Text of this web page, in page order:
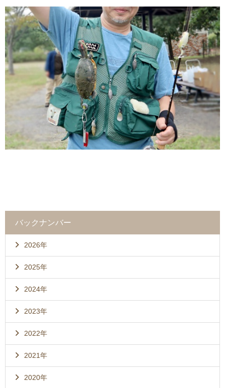
バックナンバー
2026年
2025年
2024年
2023年
2022年
2021年
2020年